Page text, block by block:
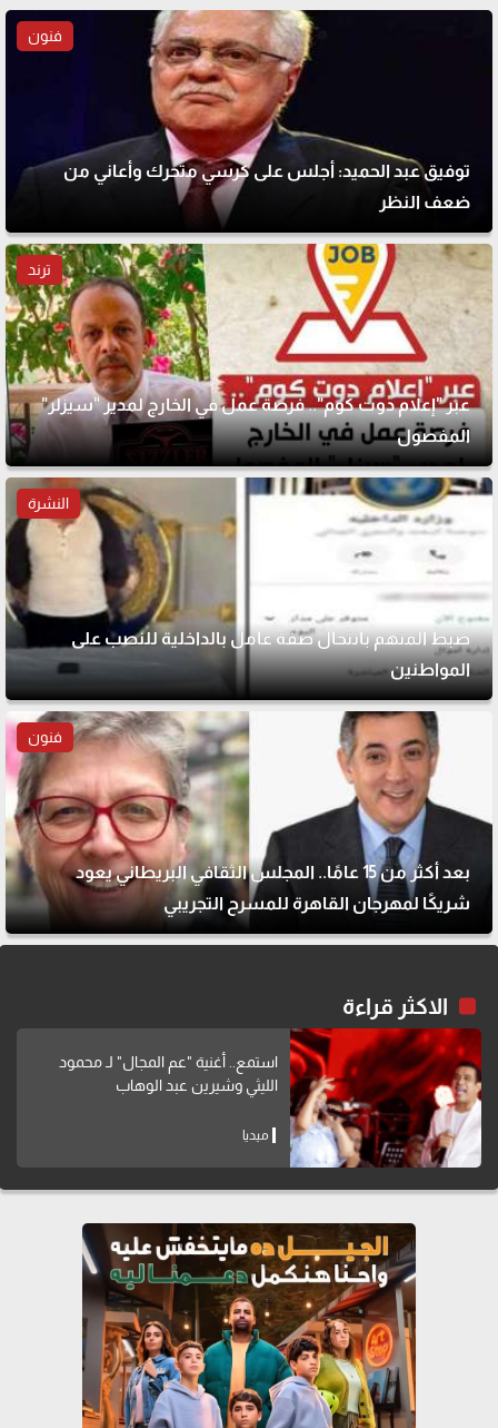
فنون
توفيق عبد الحميد: أجلس على كرسي متحرك وأعاني من
ضعف النظر
ترند
عبر "إعلام دوت كوم".. فرصة عمل في الخارج لمدير "سيزلر"
المفصول
النشرة
ضبط المتهم بانتحال صفة عامل بالداخلية للنصب على
المواطنين
فنون
بعد أكثر من 15 عامًا.. المجلس الثقافي البريطاني يعود
شريكًا لمهرجان القاهرة للمسرح التجريبي
الاكثر قراءة
استمع.. أغنية "عم المجال" لـ محمود
الليثي وشيرين عبد الوهاب
ميديا